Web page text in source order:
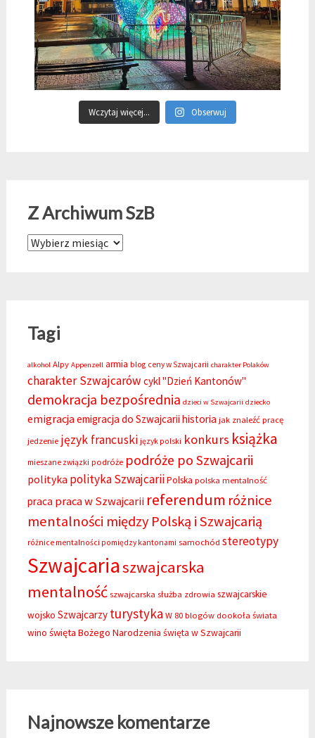
Wczytaj więcej... Obserwuj
Z Archiwum SzB
Z Archiwum SzB
Tagi
alkohol Alpy Appenzell armia blog ceny w Szwajcarii charakter Polaków
charakter Szwajcarów cykl "Dzień Kantonów"
demokracja bezpośrednia dzieci w Szwajcarii dziecko
emigracjaemigracja do Szwajcarii historia jak znaleźć pracę
jedzenie język francuski język polski konkurs książka
mieszane związki podróże podróże po Szwajcarii
polityka polityka SzwajcariiPolska polska mentalność
praca praca w Szwajcarii referendum różnice
mentalności między Polską i Szwajcarią
różnice mentalności pomiędzy kantonami samochód stereotypy
Szwajcariaszwajcarska
mentalność szwajcarska służba zdrowia szwajcarskie
wojsko Szwajcarzy turystyka W 80 blogów dookoła świata
wino święta Bożego Narodzenia święta w Szwajcarii
Najnowsze komentarze